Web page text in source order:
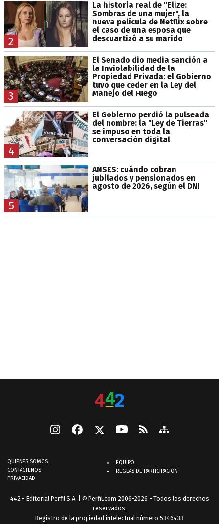
2
La historia real de "Elize:
Sombras de una mujer", la
nueva película de Netflix sobre
el caso de una esposa que
descuartizó a su marido
3
El Senado dio media sanción a
la Inviolabilidad de la
Propiedad Privada: el Gobierno
tuvo que ceder en la Ley del
Manejo del Fuego
4
El Gobierno perdió la pulseada
del nombre: la "Ley de Tierras"
se impuso en toda la
conversación digital
5
ANSES: cuándo cobran
jubilados y pensionados en
agosto de 2026, según el DNI
QUIENES SOMOS
CONTÁCTENOS
PRIVACIDAD
EQUIPO
REGLAS DE PARTICIPACIÓN
442 - Editorial Perfil S.A. | © Perfil.com 2006-2026 - Todos los derechos
reservados.
Registro de la propiedad intelectual número 5346433